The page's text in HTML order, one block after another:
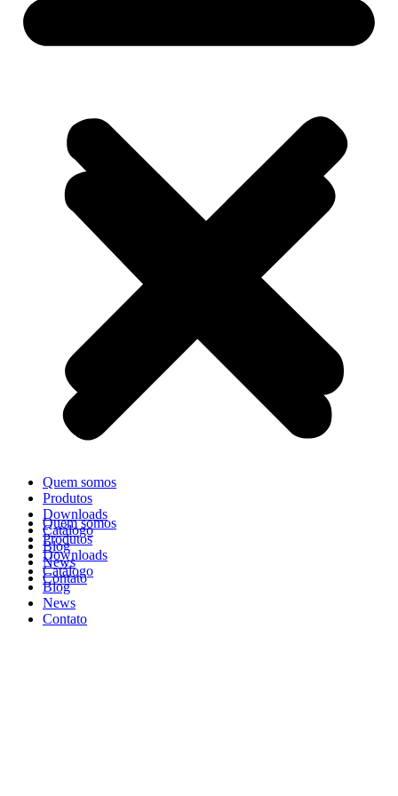
Quem somos
Produtos
Downloads
Catálogo
Blog
News
Contato
Quem somos
Produtos
Downloads
Catálogo
Blog
News
Contato